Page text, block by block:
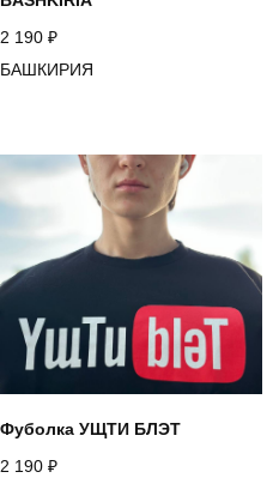
2 190 ₽
БАШКИРИЯ
Фуболка УЩТИ БЛЭТ
2 190 ₽